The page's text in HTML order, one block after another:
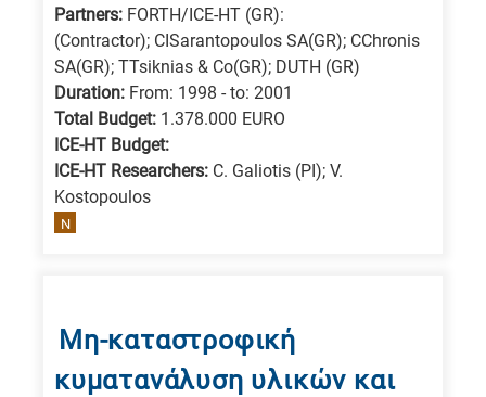
Partners: FORTH/ICE-HT (GR):
(Contractor); CISarantopoulos SA(GR); CChronis
SA(GR); TTsiknias & Co(GR); DUTH (GR)
Duration: From: 1998 - to: 2001
Total Budget: 1.378.000 EURO
ICE-HT Budget:
ICE-HT Researchers: C. Galiotis (PI); V.
Kostopoulos
N
Μη-καταστροφική
κυματανάλυση υλικών και